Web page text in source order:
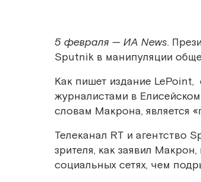
5 февраля — ИА News.
Sputnik в манипуляции
Как пишет издание LePoint,
журналистами в
словам Макрона, является
Телеканал RT и
зрителя, как заявил
социальных сетях, чем